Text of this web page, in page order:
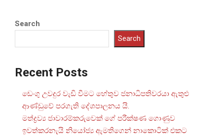
Search
Search
Recent Posts
ඩෙංගු උවදුර වැඩි වීමට හේතුව ජනාධිපතිවරයා ඇතුළු
ආණ්ඩුවේ පරගැති දේශපාලනය යි.
මත්ද්‍රව්‍ය ජාවාරම්කරුවෙක් ගේ පරීක්ෂණ ගොණුව
ඉවත්කරනැයි නියෝජ්‍ය ඇමතිගෙන් නාකොටික් එකට